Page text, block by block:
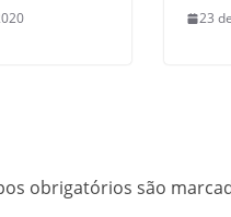
23
obrigatórios são